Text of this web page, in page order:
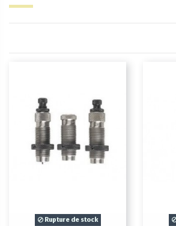
Rupture de stock